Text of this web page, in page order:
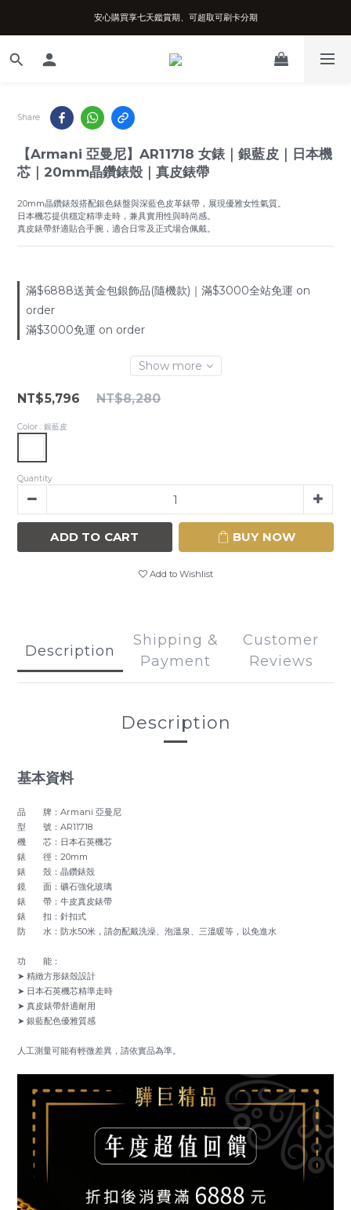
台南實體店面、兩年機芯保固、開立發票
安心購買享七天鑑賞期、可超取可刷卡分期
台南實體店面、兩年機芯保固、開立發票
Share
【Armani 亞曼尼】AR11718 女錶｜銀藍皮｜日本機
芯｜20mm晶鑽錶殼｜真皮錶帶
20mm晶鑽錶殼搭配銀色錶盤與深藍色皮革錶帶，展現優雅女性氣質。
日本機芯提供穩定精準走時，兼具實用性與時尚感。
真皮錶帶舒適貼合手腕，適合日常及正式場合佩戴。
滿$6888送黃金包銀飾品(隨機款)｜滿$3000全站免運 on
order
滿$3000免運 on order
Show more
NT$5,796 NT$8,280
Color : 銀藍皮
Quantity
ADD TO CART BUY NOW
Add to Wishlist
Description
Shipping &
Payment
Customer
Reviews
Description
基本資料
品 牌：Armani 亞曼尼
型 號：AR11718
機 芯：日本石英機芯
錶 徑：20mm
錶 殼：晶鑽錶殼
鏡 面：礦石強化玻璃
錶 帶：牛皮真皮錶帶
錶 扣：針扣式
防 水：防水50米，請勿配戴洗澡、泡溫泉、三溫暖等，以免進水
功 能：
➤ 精緻方形錶殼設計
➤ 日本石英機芯精準走時
➤ 真皮錶帶舒適耐用
➤ 銀藍配色優雅質感
人工測量可能有輕微差異，請依實品為準。